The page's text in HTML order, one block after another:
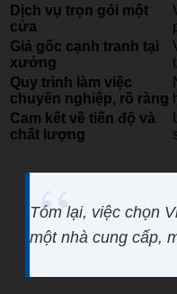
Dịch vụ trọn gói một
cửa
Giá gốc cạnh tranh tại
xưởng
Quy trình làm việc
chuyên nghiệp, rõ ràng
Cam kết về tiến độ và
chất lượng
Tóm lại, việc chọn
một nhà cung cấp,